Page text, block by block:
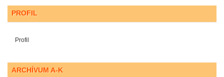
PROFIL
Profil
ARCHÍVUM A-K